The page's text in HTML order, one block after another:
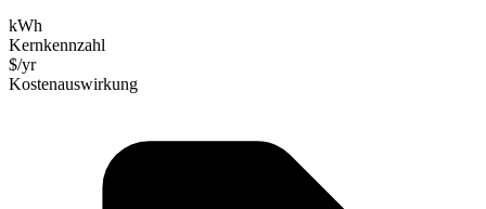
kWh
Kernkennzahl
$/yr
Kostenauswirkung